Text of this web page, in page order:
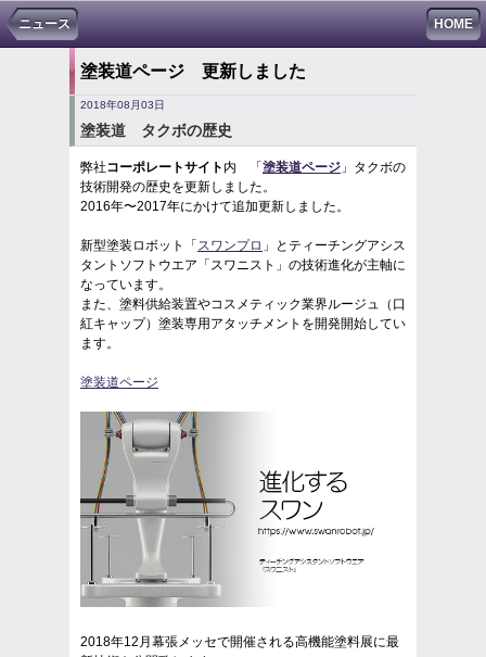
HOME
ニュース
塗装道ページ 更新しました
2018年08月03日
塗装道 タクボの歴史
弊社コーポレートサイト 内 「 塗装道ページ 」タクボの
技術開発の歴史を更新しました。
2016年〜2017年にかけて追加更新しました。
新型塗装ロボット「 スワンプロ 」とティーチングアシス
タントソフトウエア「スワニスト」の技術進化が主軸に
なっています。
また、塗料供給装置やコスメティック業界ルージュ（口
紅キャップ）塗装専用アタッチメントを開発開始してい
ます。
塗装道ページ
2018年12月幕張メッセで開催される高機能塗料展に最